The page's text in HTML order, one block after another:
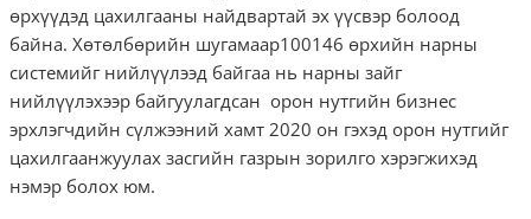
өрхүүдэд цахилгааны найдвартай эх үүсвэр болоод
байна. Хөтөлбөрийн шугамаар100146 өрхийн нарны
системийг нийлүүлээд байгаа нь нарны зайг
нийлүүлэхээр байгуулагдсан орон нутгийн бизнес
эрхлэгчдийн сүлжээний хамт 2020 он гэхэд орон нутгийг
цахилгаанжуулах засгийн газрын зорилго хэрэгжихэд
нэмэр болох юм.